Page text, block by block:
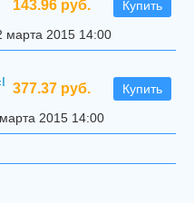
143.96 руб. Купить
марта 2015 14:00
377.37 руб. Купить
2015 14:00